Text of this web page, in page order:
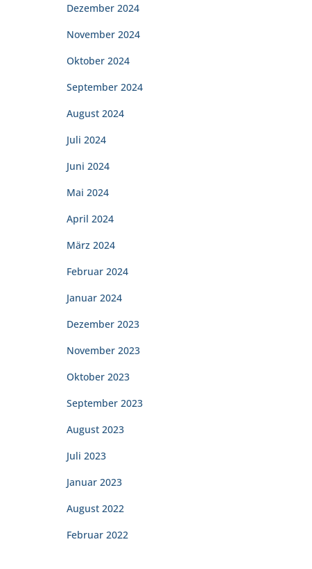
Dezember 2024
November 2024
Oktober 2024
September 2024
August 2024
Juli 2024
Juni 2024
Mai 2024
April 2024
März 2024
Februar 2024
Januar 2024
Dezember 2023
November 2023
Oktober 2023
September 2023
August 2023
Juli 2023
Januar 2023
August 2022
Februar 2022